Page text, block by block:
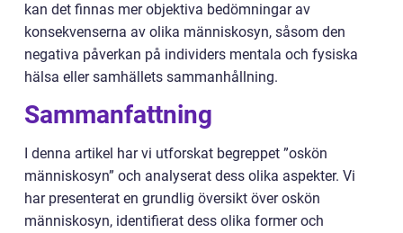
kan det finnas mer objektiva bedömningar av
konsekvenserna av olika människosyn, såsom den
negativa påverkan på individers mentala och fysiska
hälsa eller samhällets sammanhållning.
Sammanfattning
I denna artikel har vi utforskat begreppet ”oskön
människosyn” och analyserat dess olika aspekter. Vi
har presenterat en grundlig översikt över oskön
människosyn, identifierat dess olika former och